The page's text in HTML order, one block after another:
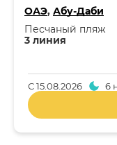
ОАЭ, Абу-Даби
3 линия
Песчаный пляж
С15.08.2026 6